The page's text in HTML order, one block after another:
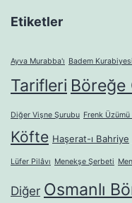
Etiketler
Ayva Murabba'ı Badem Kurabiyesi
Tarifleri Böreğe
Diğer Vişne Şurubu Frenk Üzümü
Köfte Haşerat-ı Bahriye
Lüfer Pilâvı Menekşe Şerbeti
Diğer Osmanlı